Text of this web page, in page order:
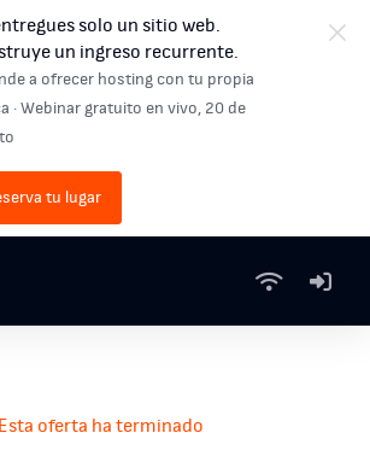
solo un sitio web.
un ingreso recurrente.
a ofrecer hosting con tu propia
· Webinar gratuito en vivo, 20 de
tu lugar
Esta oferta ha terminado